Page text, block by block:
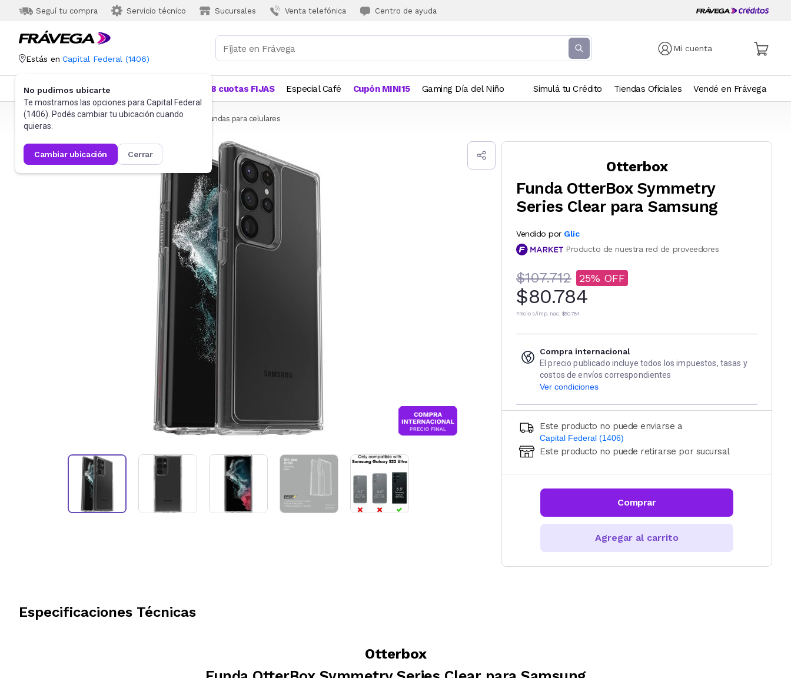
Seguí tu compra Servicio técnico Sucursales Venta telefónica Centro de ayuda
Mi cuenta
Estás en Capital Federal (1406)
No pudimos ubicarte
Te mostramos las opciones para Capital Federal
(1406). Podés cambiar tu ubicación cuando
quieras.
cambiar ubicación cerrar
Categorías Más Vendidos 18 cuotas FIJAS Especial Café Cupón MINI15 Gaming Día del Niño Simulá tu Crédito Tiendas Oficiales Vendé en Frávega
Frávega Celulares Accesorios para Celulares Fundas para celulares
Otterbox
Funda OtterBox Symmetry
Series Clear para Samsung
Vendido por Glic
Producto de nuestra red de proveedores
$107.712 25
$80.784
Precio s/imp. nac. $80.784
Compra internacional
El precio publicado incluye todos los impuestos, tasas y
costos de envíos correspondientes
Ver condiciones
Este producto no puede enviarse a
Capital Federal (1406)
Ingresá código postal (sólo números)
CALCULAR
Este producto no puede retirarse por sucursal
Comprar
Agregar al carrito
Especificaciones Técnicas
Otterbox